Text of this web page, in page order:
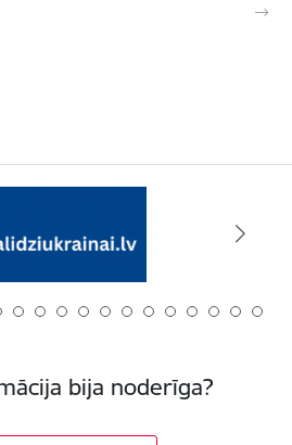
bija noderīga?